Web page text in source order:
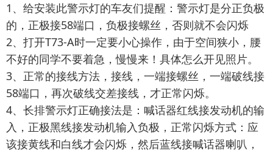
1、给安装此警示灯的车友们提醒：警示灯是分正负极
的，正极接58端口，负极接螺丝，否则就不会闪烁
2、打开T73-A时一定要小心操作，由于空间狭小，腰
不好的同学不要着急，慢慢来！具体怎么开见照片。
3、正常的接线方法，接线，一端接螺丝，一端破线接
58端口，再次破线交差接线，才正常闪烁。
4、长排警示灯正确接法是：喊话器红线接发动机的输
入，正极黑线接发动机输入负极，正常闪烁方式：应
该接黄线和白线才会闪烁，然后蓝线接喊话器喇叭，